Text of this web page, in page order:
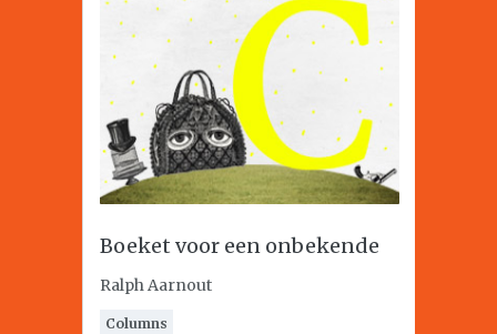
Boeket voor een onbekende
Ralph Aarnout
Columns